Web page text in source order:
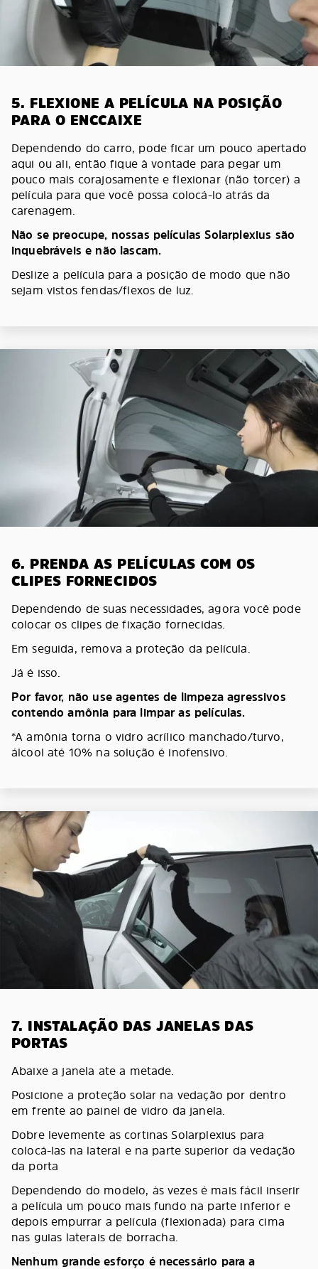
5. FLEXIONE A PELÍCULA NA POSIÇÃO
PARA O ENCCAIXE
Dependendo do carro, pode ficar um pouco apertado
aqui ou ali, então fique à vontade para pegar um
pouco mais corajosamente e flexionar (não torcer) a
película para que você possa colocá-lo atrás da
carenagem.
Não se preocupe, nossas películas Solarplexius são
inquebráveis e não lascam.
Deslize a película para a posição de modo que não
sejam vistos fendas/flexos de luz.
6. PRENDA AS PELÍCULAS COM OS
CLIPES FORNECIDOS
Dependendo de suas necessidades, agora você pode
colocar os clipes de fixação fornecidas.
Em seguida, remova a proteção da película.
Já é isso.
Por favor, não use agentes de limpeza agressivos
contendo amônia para limpar as películas.
*A amônia torna o vidro acrílico manchado/turvo,
álcool até 10% na solução é inofensivo.
7. INSTALAÇÃO DAS JANELAS DAS
PORTAS
Abaixe a janela ate a metade.
Posicione a proteção solar na vedação por dentro
em frente ao painel de vidro da janela.
Dobre levemente as cortinas Solarplexius para
colocá-las na lateral e na parte superior da vedação
da porta
Dependendo do modelo, às vezes é mais fácil inserir
a película um pouco mais fundo na parte inferior e
depois empurrar a película (flexionada) para cima
nas guias laterais de borracha.
Nenhum grande esforço é necessário para a